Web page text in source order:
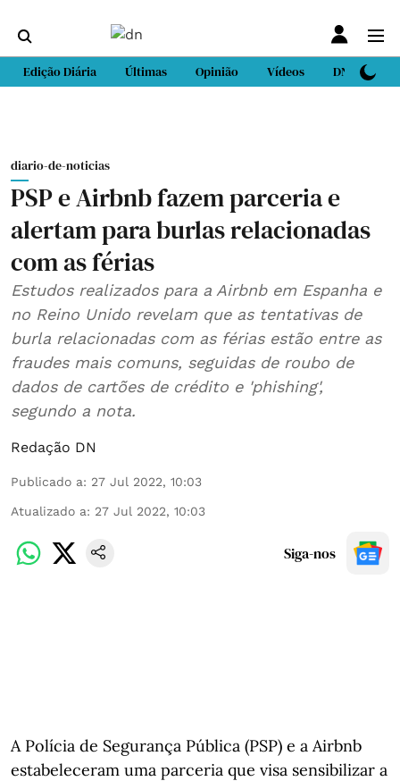
Edição Diária Últimas Opinião Vídeos DN Sport
diario-de-noticias
PSP e Airbnb fazem parceria e
alertam para burlas relacionadas
com as férias
Estudos realizados para a Airbnb em Espanha e
no Reino Unido revelam que as tentativas de
burla relacionadas com as férias estão entre as
fraudes mais comuns, seguidas de roubo de
dados de cartões de crédito e 'phishing',
segundo a nota.
Redação DN
Publicado a: 27 Jul 2022, 10:03
Atualizado a: 27 Jul 2022, 10:03
Siga-nos
A Polícia de Segurança Pública (PSP) e a Airbnb
estabeleceram uma parceria que visa sensibilizar a